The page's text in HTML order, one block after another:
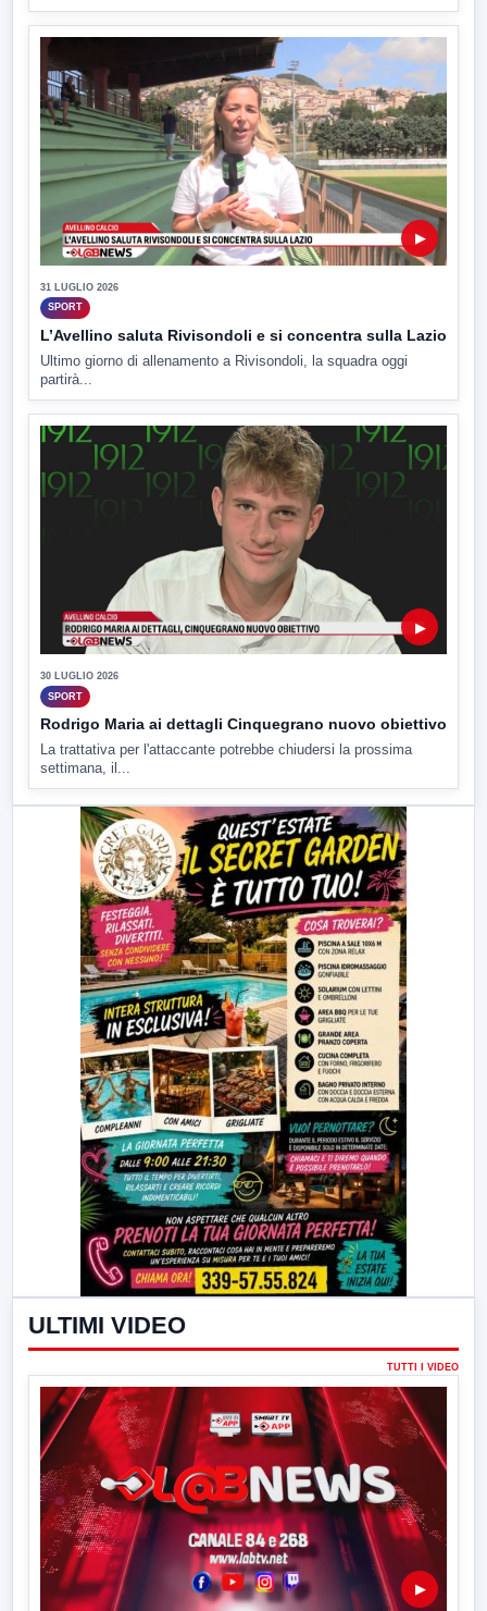
▶
31 LUGLIO 2026
SPORT
L’Avellino saluta Rivisondoli e si concentra sulla Lazio
Ultimo giorno di allenamento a Rivisondoli, la squadra oggi
partirà...
▶
30 LUGLIO 2026
SPORT
Rodrigo Maria ai dettagli Cinquegrano nuovo obiettivo
La trattativa per l'attaccante potrebbe chiudersi la prossima
settimana, il...
ULTIMI VIDEO
TUTTI I VIDEO
▶